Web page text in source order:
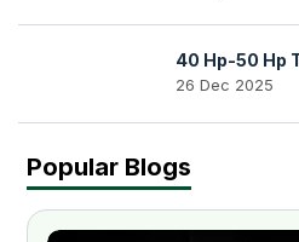
40 Hp-50 Hp
26 Dec 2025
Popular Blogs